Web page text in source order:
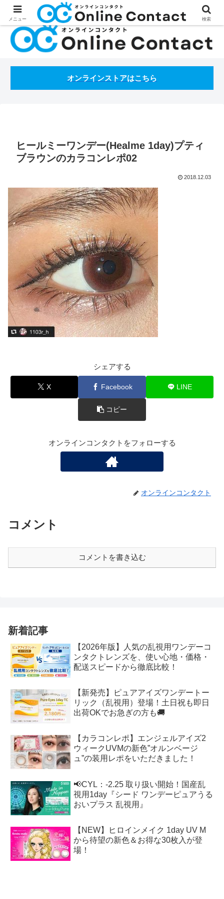
処方箋不要のコンタクトレンズ通販オンラインコンタクトBLOG
オンラインストアはこちら
ヒールミーワンデー(Healme 1day)プティ
ブラウンのカラコンレポ02
2018.12.03
シェアする
X Facebook LINE
コピー
オンラインコンタクトをフォローする
オンラインコンタクト
コメント
コメントを書き込む
新着記事
【2026年版】人気の乱視用ワンデーコ
ンタクトレンズを、使い心地・価格・
配送スピードから徹底比較！
【新発売】ピュアアイズワンデートー
リック（乱視用）登場！土日祝も即日
出荷OKでお急ぎの方も🚚
【カラコンレポ】エンジェルアイズ2
ウィークUVMの新色”オルンベージ
ュ”の装用レポをいただきました！
📢CYL：-2.25 取り扱い開始！国産乱
視用1day『シード ワンデーピュアうる
おいプラス 乱視用』
【NEW】ヒロインメイク 1day UV M
から待望の新色＆お得な30枚入が登
場！
メニュー 検索